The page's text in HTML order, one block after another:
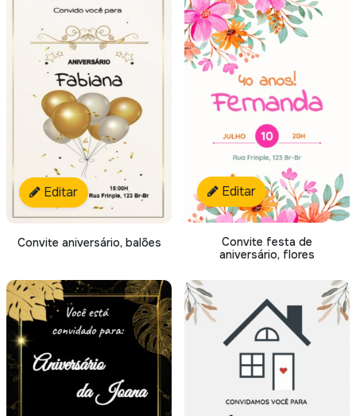
Editar
Convite aniversário, balões
Editar
Convite festa de
aniversário, flores